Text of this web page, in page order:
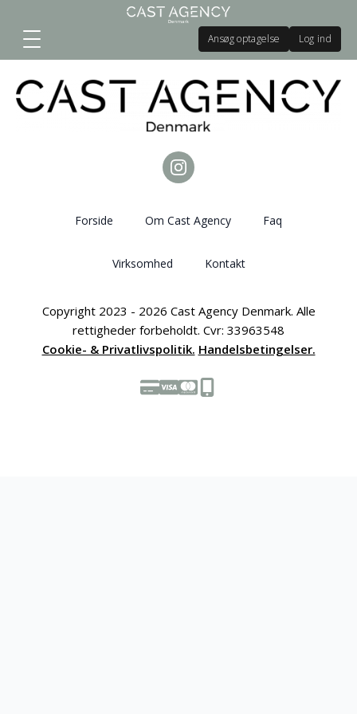
Ansøg optagelse Log ind
Forside Om Cast Agency Faq
Virksomhed Kontakt
Copyright 2023 - 2026 Cast Agency Denmark. Alle
rettigheder forbeholdt. Cvr: 33963548
Cookie- & Privatlivspolitik. Handelsbetingelser.